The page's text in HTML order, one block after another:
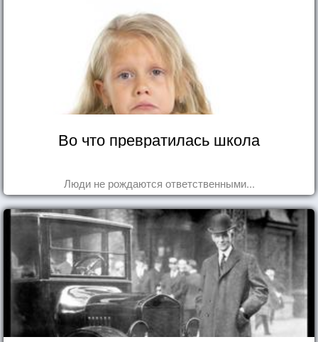
Во что превратилась школа
Люди не рождаются ответственными...